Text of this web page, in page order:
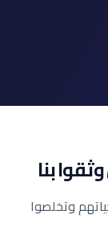
بنا
وتخلصوا